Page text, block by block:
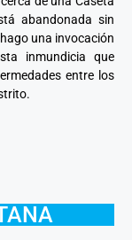
abandonada sin
una invocación
inmundicia que
entre los